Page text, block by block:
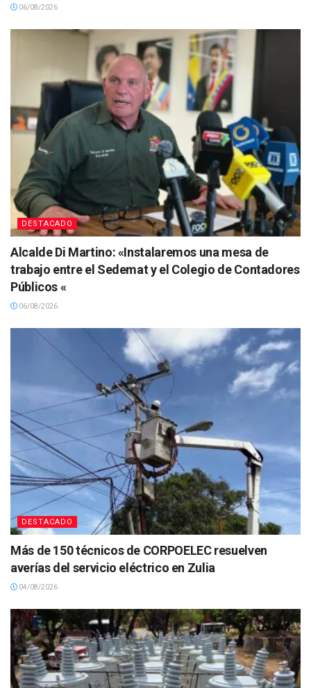
06/08/2026
DESTACADO
Alcalde Di Martino: «Instalaremos una mesa de
trabajo entre el Sedemat y el Colegio de Contadores
Públicos «
06/08/2026
DESTACADO
Más de 150 técnicos de CORPOELEC resuelven
averías del servicio eléctrico en Zulia
04/08/2026